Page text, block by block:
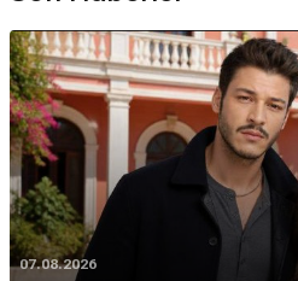
07.08.2026